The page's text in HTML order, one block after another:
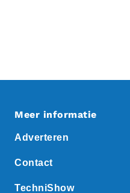
Meer informatie
Adverteren
Contact
TechniShow